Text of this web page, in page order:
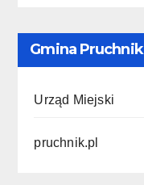
Gmina Pruchnik
Urząd Miejski
pruchnik.pl